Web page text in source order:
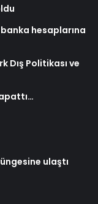
banka hesaplarına
Dış Politikası ve
ulaştı